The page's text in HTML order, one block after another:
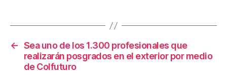
o
o
k
tir
← Sea uno de los 1.300 profesionales que
realizarán posgrados en el exterior por medio
de Colfuturo